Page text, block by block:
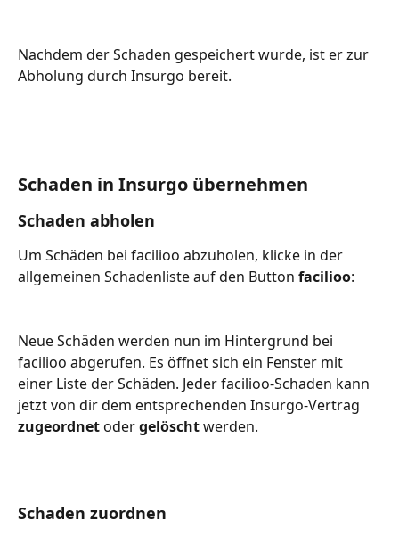
Nachdem der Schaden gespeichert wurde, ist er zur
Abholung durch Insurgo bereit.
Schaden in Insurgo übernehmen
Schaden abholen
Um Schäden bei facilioo abzuholen, klicke in der
allgemeinen Schadenliste auf den Button facilioo:
Neue Schäden werden nun im Hintergrund bei
facilioo abgerufen. Es öffnet sich ein Fenster mit
einer Liste der Schäden. Jeder facilioo-Schaden kann
jetzt von dir dem entsprechenden Insurgo-Vertrag
zugeordnet oder gelöscht werden.
Schaden zuordnen